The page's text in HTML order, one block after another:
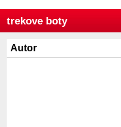
trekove boty
Autor